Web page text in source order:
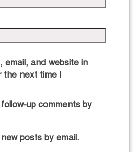
email, and website in
the next time I
up comments by
posts by email.